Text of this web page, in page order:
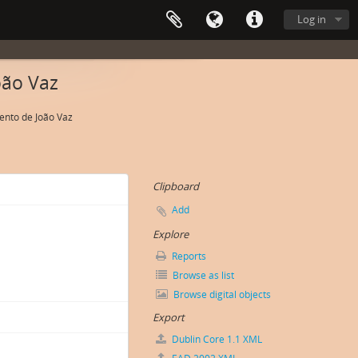
Log in
Vaz
de João Vaz
Clipboard
Add
Explore
Reports
Browse as list
Browse digital objects
Export
Dublin Core 1.1 XML